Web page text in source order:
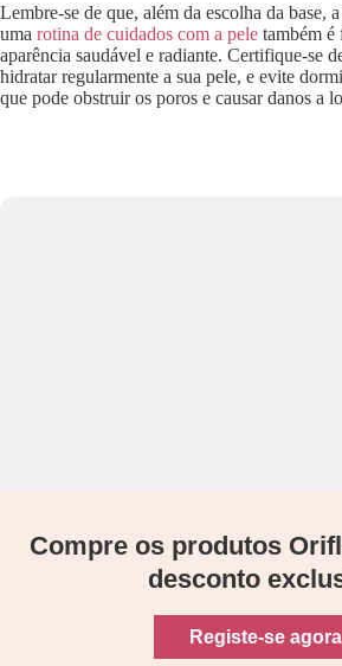
Lembre-se de que, além da escolha da base,
uma rotina de cuidados com a pele também é
aparência saudável e radiante. Certifique-se
hidratar regularmente a sua pele, e evite
que pode obstruir os poros e causar danos a
Compre os produtos
desconto
Registe-se agora